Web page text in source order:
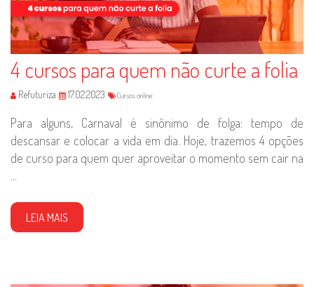
4 cursos para quem não curte a folia
Refuturiza 17.02.2023 Cursos online
Para alguns, Carnaval é sinônimo de folga: tempo de
descansar e colocar a vida em dia. Hoje, trazemos 4 opções
de curso para quem quer aproveitar o momento sem cair na
...
LEIA MAIS